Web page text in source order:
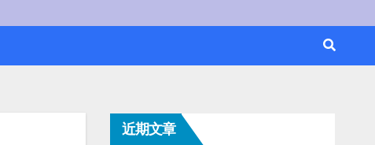
近期文章